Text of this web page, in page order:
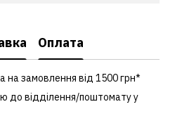
Оплата
замовлення від 1500 грн*
до відділення/поштомату у